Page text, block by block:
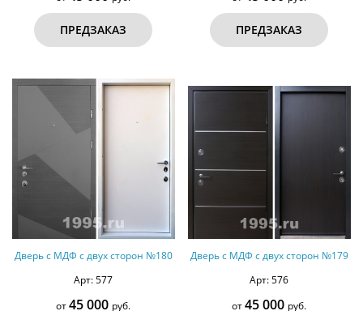
ПРЕДЗАКАЗ ПРЕДЗАКАЗ
Дверь с МДФ с двух сторон №180
Арт: 577
от45 000 руб.
Дверь с МДФ с двух сторон №179
Арт: 576
от45 000 руб.